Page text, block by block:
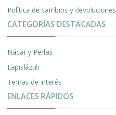
Política de cambios y devoluciones
CATEGORÍAS DESTACADAS
Nácar y Perlas
Lapislázuli
Temas de interés
ENLACES RÁPIDOS